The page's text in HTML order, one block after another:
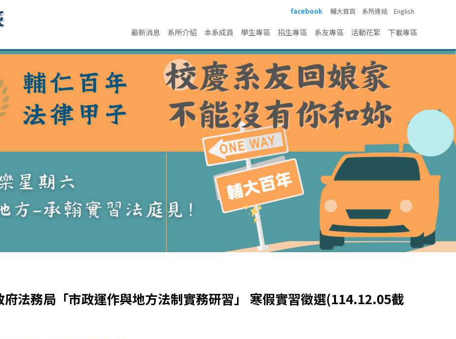
facebook 輔大首頁 系所連結 English
最新消息 系所介紹 本系成員 學生專區 招生專區 系友專區 活動花絮 下載專區
府法務局「市政運作與地方法制實務研習」 寒假實習徵選(114.12.05截